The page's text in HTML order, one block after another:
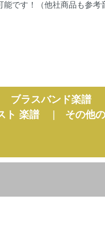
です！（他社商品も参考
ブラスバンド楽譜
ト 楽譜| その他